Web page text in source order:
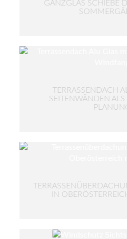
GANZGLAS SCHIEBE
TERRASSENDACH
SEITENWÄNDEN
IN